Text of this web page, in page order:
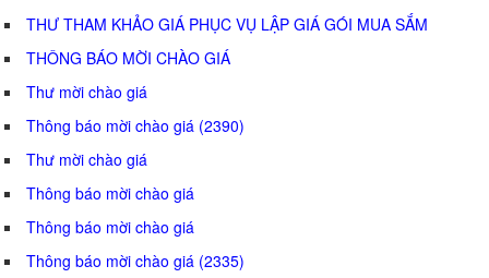
THƯ THAM KHẢO GIÁ PHỤC VỤ LẬP GIÁ GÓI MUA SẮM
THÔNG BÁO MỜI CHÀO GIÁ
Thư mời chào giá
Thông báo mời chào giá (2390)
Thư mời chào giá
Thông báo mời chào giá
Thông báo mời chào giá
Thông báo mời chào giá (2335)